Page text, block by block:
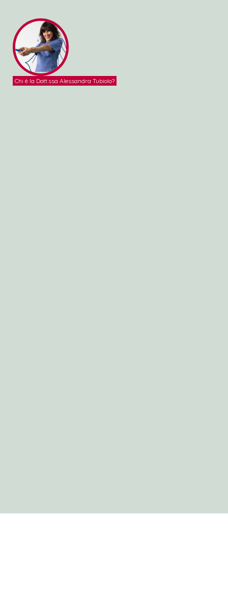
Chi è la Dott.ssa Alessandra Tubiolo?